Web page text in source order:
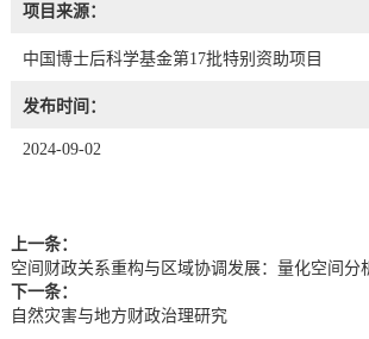
项目来源：
中国博士后科学基金第17批特别资助项目
发布时间：
2024-09-02
上一条：
空间财政关系重构与区域协调发展：量化空间分
下一条：
自然灾害与地方财政治理研究